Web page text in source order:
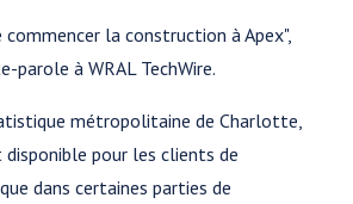
commencer la construction à Apex",
parole à WRAL TechWire.
métropolitaine de Charlotte,
pour les clients de
dans certaines parties de